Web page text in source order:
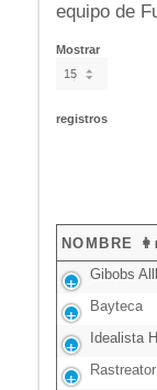
equipo de
Mostrar
registros
NOMBRE
Gibobs
Bayteca
Idealista
Rastreator